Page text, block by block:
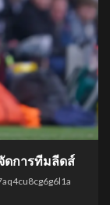
ดการทีมลีดส์